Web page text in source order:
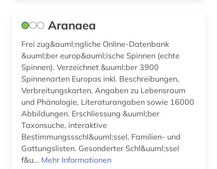
gewerbliche schutzrechte (1)
gewerblicher rechtsschutz (1)
glazialgeologie (1)
glaziologie (1)
glossar (1)
grenzflächen (1)
Aranaea
Frei zug&auml;ngliche Online-Datenbank
&uuml;ber europ&auml;ische Spinnen (echte
Spinnen). Verzeichnet &uuml;ber 3900
Spinnenarten Europas inkl. Beschreibungen,
Verbreitungskarten, Angaben zu Lebensraum
und Phänologie, Literaturangaben sowie 16000
Abbildungen. Erschliessung &uuml;ber
Taxonsuche, interaktive
Bestimmungssschl&uuml;ssel, Familien- und
Gattungslisten. Gesonderter Schl&uuml;ssel
f&u... Mehr Informationen